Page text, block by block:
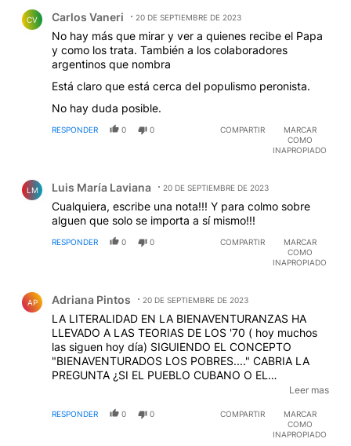
CV Carlos Vaneri 20 DE SEPTIEMBRE DE 2023
No hay más que mirar y ver a quienes recibe el Papa
y como los trata. También a los colaboradores
argentinos que nombra
Está claro que está cerca del populismo peronista.
No hay duda posible.
RESPONDER 0 0 COMPARTIR
MARCAR
COMO
INAPROPIADO
LM Luis María Laviana 20 DE SEPTIEMBRE DE 2023
Cualquiera, escribe una nota!!! Y para colmo sobre
alguen que solo se importa a sí mismo!!!
RESPONDER 0 0 COMPARTIR
MARCAR
COMO
INAPROPIADO
AP Adriana Pintos 20 DE SEPTIEMBRE DE 2023
LA LITERALIDAD EN LA BIENAVENTURANZAS HA
LLEVADO A LAS TEORIAS DE LOS '70 ( hoy muchos
las siguen hoy día) SIGUIENDO EL CONCEPTO
"BIENAVENTURADOS LOS POBRES...." CABRIA LA
PREGUNTA ¿SI EL PUEBLO CUBANO O EL
VENEZOLANO O EL NICA RA GUEN SERIAN LO
COMO PARA SER AYUDADOS POR LA IGLESIA
Leer mas
RESPONDER 0 0 COMPARTIR
MARCAR
COMO
INAPROPIADO